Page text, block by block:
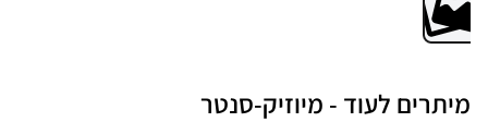
מיתרים לעוד - מיוזיק-סנטר